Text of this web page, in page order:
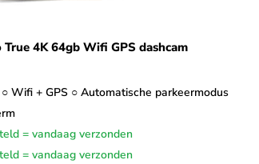
4K 64gb Wifi GPS dashcam
Wifi + GPS ○ Automatische parkeermodus
= vandaag verzonden
= vandaag verzonden